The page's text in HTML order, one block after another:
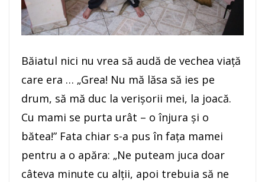
Băiatul nici nu vrea să audă de vechea viaţă
care era … „Grea! Nu mă lăsa să ies pe
drum, să mă duc la verişorii mei, la joacă.
Cu mami se purta urât – o înjura şi o
bătea!” Fata chiar s-a pus în faţa mamei
pentru a o apăra: „Ne puteam juca doar
câteva minute cu alţii, apoi trebuia să ne